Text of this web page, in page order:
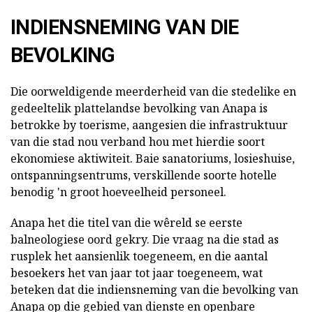
INDIENSNEMING VAN DIE
BEVOLKING
Die oorweldigende meerderheid van die stedelike en
gedeeltelik plattelandse bevolking van Anapa is
betrokke by toerisme, aangesien die infrastruktuur
van die stad nou verband hou met hierdie soort
ekonomiese aktiwiteit. Baie sanatoriums, losieshuise,
ontspanningsentrums, verskillende soorte hotelle
benodig 'n groot hoeveelheid personeel.
Anapa het die titel van die wêreld se eerste
balneologiese oord gekry. Die vraag na die stad as
rusplek het aansienlik toegeneem, en die aantal
besoekers het van jaar tot jaar toegeneem, wat
beteken dat die indiensneming van die bevolking van
Anapa op die gebied van dienste en openbare